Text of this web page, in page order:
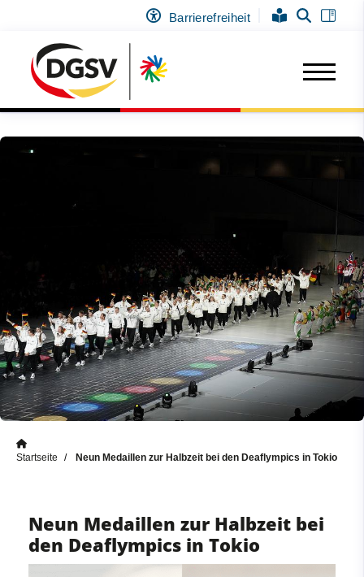
Barrierefreiheit
Startseite Neun Medaillen zur Halbzeit bei den Deaflympics in Tokio
Neun Medaillen zur Halbzeit bei
den Deaflympics in Tokio